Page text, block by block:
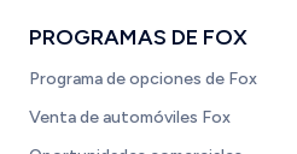
PROGRAMAS DE FOX
Programa de opciones de Fox
Venta de automóviles Fox